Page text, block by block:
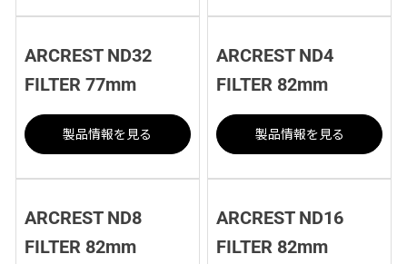
ARCREST ND32
FILTER 77mm
製品情報を見る
ARCREST ND4
FILTER 82mm
製品情報を見る
ARCREST ND8
FILTER 82mm
ARCREST ND16
FILTER 82mm